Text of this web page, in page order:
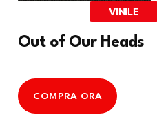
VINILE
Out of Our Heads
COMPRA ORA